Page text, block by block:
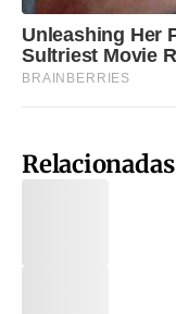
Relacionadas